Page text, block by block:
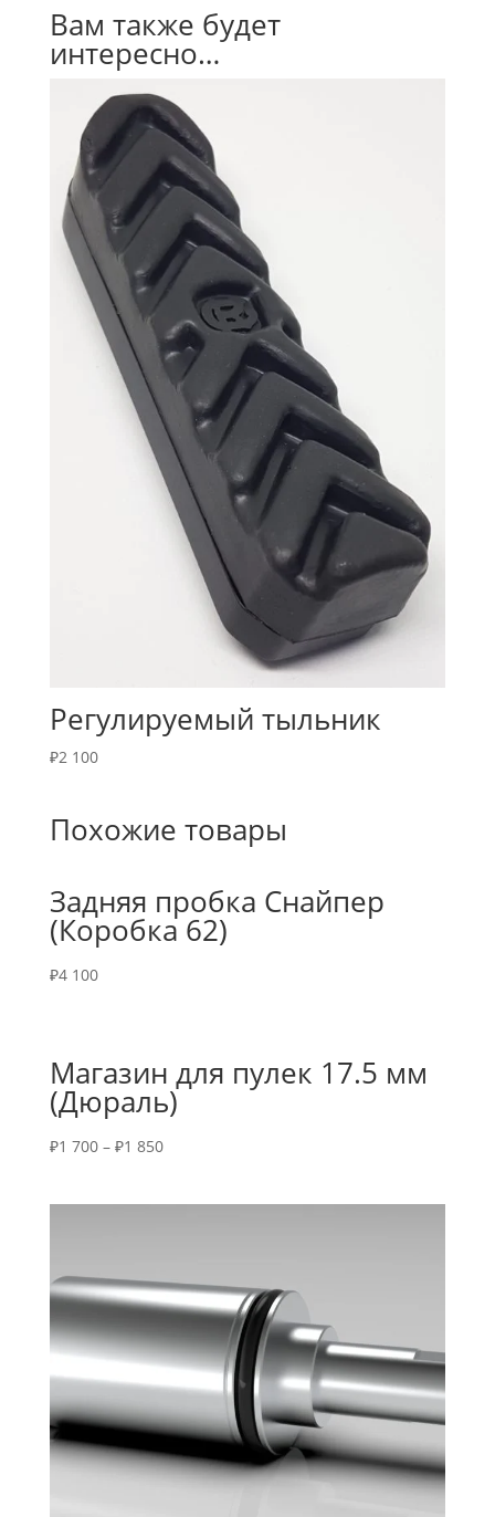
Вам также будет
интересно…
Регулируемый тыльник
₽2 100
Похожие товары
Задняя пробка Снайпер
(Коробка 62)
₽4 100
Магазин для пулек 17.5 мм
(Дюраль)
₽1 700– ₽1 850